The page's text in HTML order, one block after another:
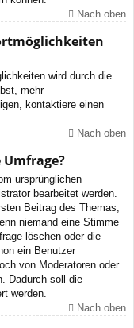
Nach oben
wird durch die
mehr
kontaktiere einen
Nach oben
ursprünglichen
bearbeitet werden.
Beitrag des Themas;
niemand eine Stimme
löschen oder die
ein Benutzer
von Moderatoren oder
Dadurch soll die
werden.
Nach oben